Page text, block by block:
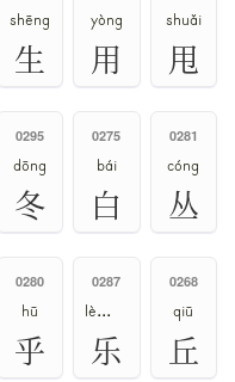
shēng
生
yòng
用
shuǎi
甩
0295
dōng
冬
0275
bái
白
0281
cóng
丛
0280
hū
乎
0287
lè、yuè、yào、lào
乐
0268
qiū
丘